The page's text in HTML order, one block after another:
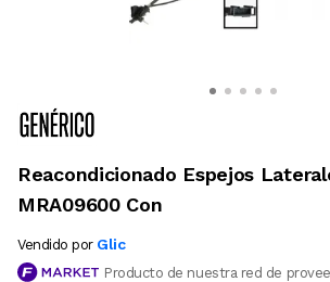
Reacondicionado Espejos
MRA09600 Con
Vendido por Glic
Producto de nuestra red de